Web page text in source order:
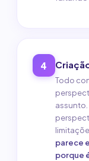
4
Todo
parece
porque